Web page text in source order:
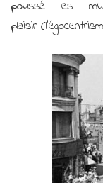
poussé les
plaisir